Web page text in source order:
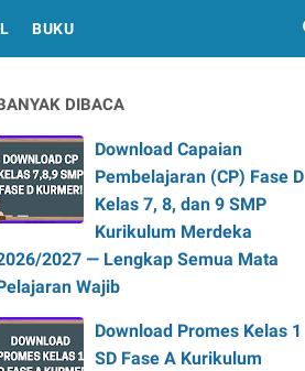
BUKU
DIBACA
Download Capaian
Pembelajaran (CP) Fase D
Kelas 7, 8, dan 9 SMP
Kurikulum Merdeka
2027 — Lengkap Semua Mata
Wajib
Download Promes Kelas 1
SD Fase A Kurikulum